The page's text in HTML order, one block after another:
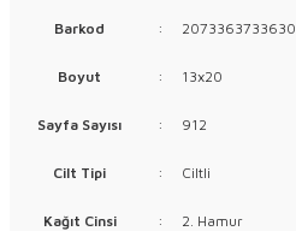
Barkod : 2073363733630
Boyut : 13x20
Sayfa Sayısı : 912
Cilt Tipi : Ciltli
Kağıt Cinsi : 2. Hamur